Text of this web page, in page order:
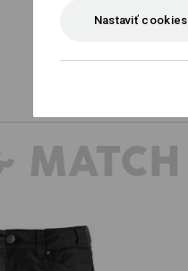
MATCH
Nastaviť cookies